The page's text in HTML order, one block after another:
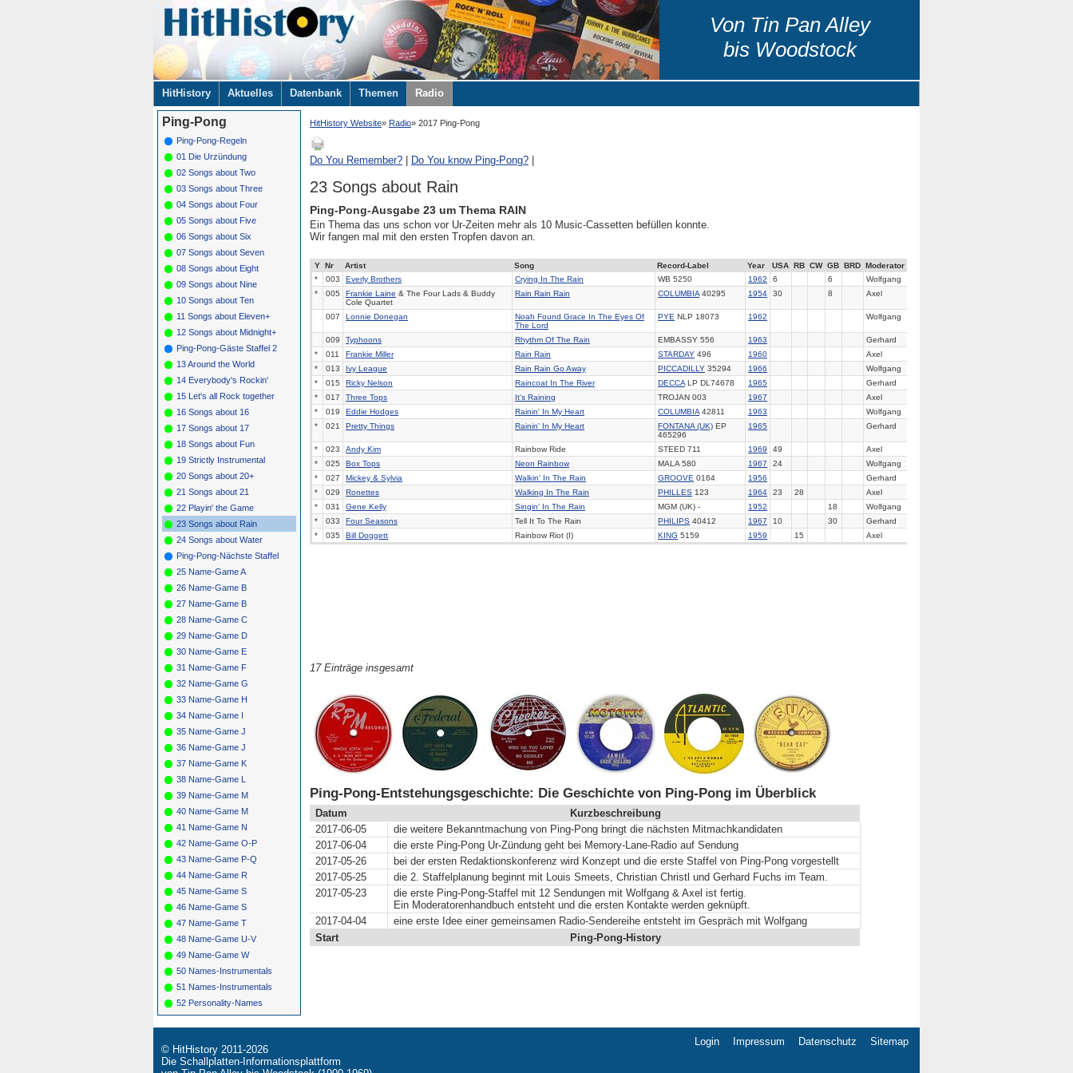
Von Tin Pan Alley
bis Woodstock
Navigation
überspringen
HitHistory Aktuelles Datenbank Themen Radio
HitHistory Website Radio 2017 Ping-Pong
Do You Remember? Do You know Ping-Pong?
23 Songs about Rain
Ping-Pong-Ausgabe 23 um Thema RAIN
Ein Thema das uns schon vor Ur-Zeiten mehr als 10 Music-Cassetten befüllen konnte.
Wir fangen mal mit den ersten Tropfen davon an.
Y Nr Artist Song Record-Label Year USA RB CW GB BRD
Moderator
*
003 Everly Brothers Crying In The Rain WB 5250 1962 6 6
Wolfgang
*
005 Frankie Laine & The Four Lads & Buddy
Cole Quartet
Rain Rain Rain COLUMBIA40295 1954 30 8 Axel
007 Lonnie Donegan
Noah Found Grace In The Eyes Of
The Lord
PYE NLP 18073 1962 Wolfgang
009 Typhoons Rhythm Of The Rain EMBASSY 556 1963
Gerhard
*
011 Frankie Miller Rain Rain STARDAY 496 1960
Axel
*
013 Ivy League Rain Rain Go Away PICCADILLY 35294 1966
Wolfgang
*
015 Ricky Nelson Raincoat In The River DECCALP DL74678 1965
Gerhard
*
017 Three Tops It's Raining TROJAN 003 1967
Axel
*
019 Eddie Hodges Rainin' In My Heart COLUMBIA42811 1963
Wolfgang
*
021 Pretty Things Rainin' In My Heart FONTANA (UK) EP
465296
1965 Gerhard
* 023 Andy Kim Rainbow Ride STEED 711 1969 49
Axel
*
025 Box Tops Neon Rainbow MALA 580 1967 24
Wolfgang
*
027 Mickey & Sylvia Walkin' In The Rain GROOVE 0164 1956
Gerhard
*
029 Ronettes Walking In The Rain PHILLES 123 1964 23 28
Axel
*
031 Gene Kelly Singin' In The Rain MGM (UK) - 1952 18
Wolfgang
*
033 Four Seasons Tell It To The Rain PHILIPS 40412 1967 10 30
Gerhard
*
035 Bill Doggett Rainbow Riot (I) KING 5159 1959 15 Axel
17 Einträge insgesamt
Ping-Pong-Entstehungsgeschichte: Die Geschichte von Ping-Pong im Überblick
Datum
Kurzbeschreibung
2017-06-05
die weitere Bekanntmachung von Ping-Pong bringt die nächsten Mitmachkandidaten
2017-06-04
die erste Ping-Pong Ur-Zündung geht bei Memory-Lane-Radio auf Sendung
2017-05-26
bei der ersten Redaktionskonferenz wird Konzept und die erste Staffel von Ping-Pong vorgestellt
2017-05-25
die 2. Staffelplanung beginnt mit Louis Smeets, Christian Christl und Gerhard Fuchs im Team.
2017-05-23
die erste Ping-Pong-Staffel mit 12 Sendungen mit Wolfgang & Axel ist fertig.
Ein Moderatorenhandbuch entsteht und die ersten Kontakte werden geknüpft.
2017-04-04
eine erste Idee einer gemeinsamen Radio-Sendereihe entsteht im Gespräch mit Wolfgang
Start
Ping-Pong-History
Ping-Pong
Ping-Pong-Regeln
01 Die Urzündung
02 Songs about Two
03 Songs about Three
04 Songs about Four
05 Songs about Five
06 Songs about Six
07 Songs about Seven
08 Songs about Eight
09 Songs about Nine
10 Songs about Ten
11 Songs about Eleven+
12 Songs about Midnight+
Ping-Pong-Gäste Staffel 2
13 Around the World
14 Everybody's Rockin'
15 Let's all Rock together
16 Songs about 16
17 Songs about 17
18 Songs about Fun
19 Strictly Instrumental
20 Songs about 20+
21 Songs about 21
22 Playin' the Game
23 Songs about Rain
24 Songs about Water
Ping-Pong-Nächste Staffel
25 Name-Game A
26 Name-Game B
27 Name-Game B
28 Name-Game C
29 Name-Game D
30 Name-Game E
31 Name-Game F
32 Name-Game G
33 Name-Game H
34 Name-Game I
35 Name-Game J
36 Name-Game J
37 Name-Game K
38 Name-Game L
39 Name-Game M
40 Name-Game M
41 Name-Game N
42 Name-Game O-P
43 Name-Game P-Q
44 Name-Game R
45 Name-Game S
46 Name-Game S
47 Name-Game T
48 Name-Game U-V
49 Name-Game W
50 Names-Instrumentals
51 Names-Instrumentals
52 Personality-Names
Navigation
Login Impressum Datenschutz Sitemap
© HitHistory 2011-2026
Die Schallplatten-Informationsplattform